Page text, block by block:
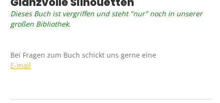
Dieses Buch ist vergriffen und steht "nur" noch in unserer
großen Bibliothek.
Bei Fragen zum Buch schickt uns gerne eine
E-mail